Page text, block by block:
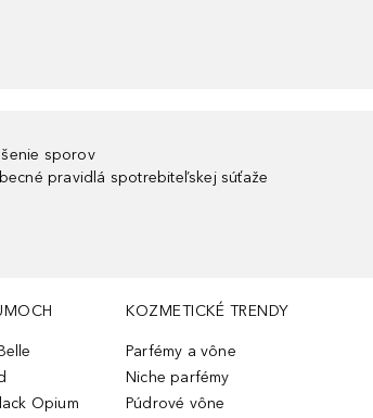
sporov
pravidlá spotrebiteľskej súťaže
Opium
KOZMETICKÉ TRENDY
Parfémy a vône
Niche parfémy
Púdrové vône